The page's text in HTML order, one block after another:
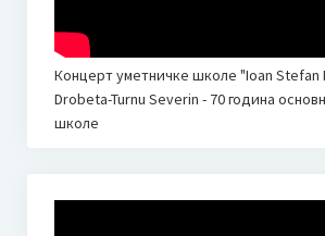
ОБАВЕШТЕЊЕ ЗА РОДИТЕЉЕ У ВЕЗИ
ПРИПРЕМНИ РАЗРЕД ОСНОВНЕ
ГОД.
Донација родитеља
Концерт уметничке школе "Ioan Stefan
Drobeta-Turnu Severin - 70 година
школе